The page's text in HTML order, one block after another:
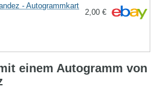
- Autogrammkart
2,00 €
einem Autogramm von